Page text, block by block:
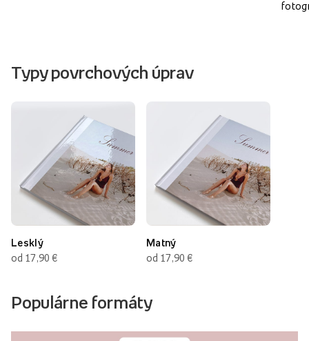
Typy povrchových úprav
Lesklý
od 17,90 €
Matný
od 17,90 €
Populárne formáty